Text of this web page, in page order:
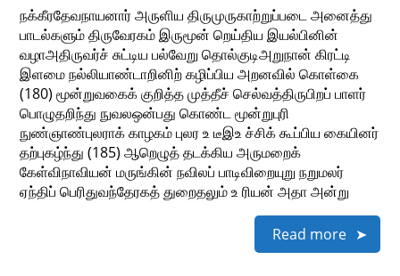
நக்கீரதேவநாயனார் அருளிய திருமுருகாற்றுப்படை அனைத்து
பாடல்களும் திருவேரகம் இருமூன் றெய்திய இயல்பினின்
வழாஅதிருவர்ச் சுட்டிய பல்வேறு தொல்குடிஅறுநான் கிரட்டி
இளமை நல்லியாண்டாறினிற் கழிப்பிய அறனவில் கொள்கை
(180) மூன்றுவகைக் குறித்த முத்தீச் செல்வத்திருபிறப் பாளர்
பொழுதறிந்து நுவலஒன்பது கொண்ட மூன்றுபுரி
நுண்ஞாண்புலராக் காழகம் புலர உ டீஇஉ ச்சிக் கூப்பிய கையினர்
தற்புகழ்ந்து (185) ஆறெழுத் தடக்கிய அருமறைக்
கேள்விநாவியன் மருங்கின் நவிலப் பாடிவிறையுறு நறுமலர்
ஏந்திப் பெரிதுவந்தேரகத் துறைதலும் உ ரியன் அதா அன்று
Read more